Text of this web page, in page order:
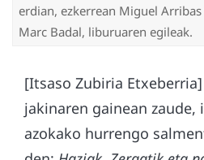
erdian, ezkerrean Miguel Arribas
Marc Badal, liburuaren egileak.
[Itsaso Zubiria
jakinaren gainean zaude,
azokako hurrengo